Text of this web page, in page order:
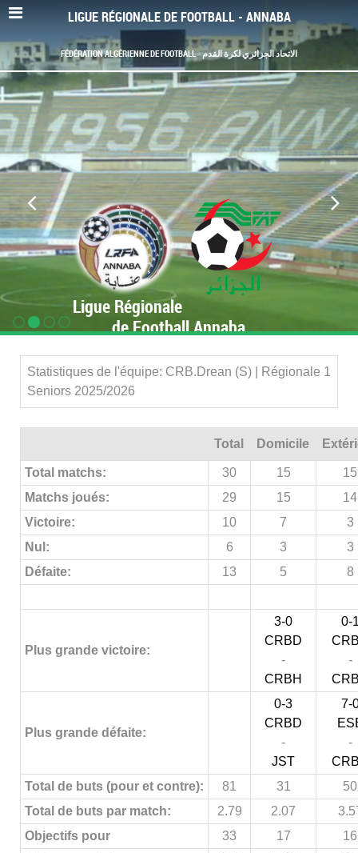
LIGUE RÉGIONALE DE FOOTBALL - ANNABA
FÉDÉRATION ALGÉRIENNE DE FOOTBALL - الاتحاد الجزائري لكرة القدم
Ligue Régionale
de Football Annaba
Statistiques de l'équipe: CRB.Drean (S) | Régionale 1
Seniors 2025/2026
Total Domicile
Total matchs: 30 15
15
Matchs joués:
29 15
14
Victoire:
10 7
3
Nul:
6 3
3
Défaite:
13 5 8
Plus grande victoire:
3-0
CRBD
-
CRBH
0-
-
Plus grande défaite:
0-3
CRBD
-
JST
7-
-
Total de buts (pour et contre):
81 31
50
Total de buts par match:
2.79 2.07
Objectifs pour
33 17
16